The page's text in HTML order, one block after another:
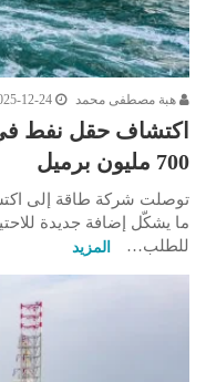
هبة مصطفى محمد 12-24
اكتشاف حقل نفط في
700 مليون برميل
توصلت شركة طاقة إلى
ما يشكّل إضافة جديدة
للطلب…
المزيد